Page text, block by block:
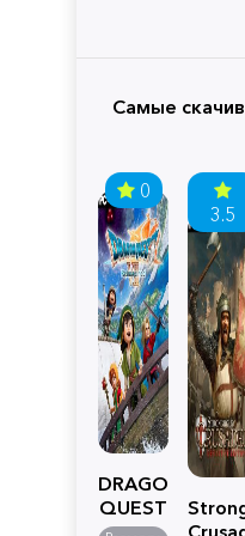
Самые
0
DRAGON
QUEST
VII
3.5